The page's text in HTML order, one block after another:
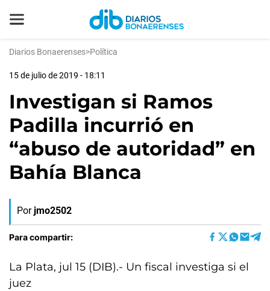
Diarios Bonaerenses>Política
15 de julio de 2019 - 18:11
Investigan si Ramos
Padilla incurrió en
“abuso de autoridad” en
Bahía Blanca
Por jmo2502
Para compartir:
La Plata, jul 15 (DIB).- Un fiscal investiga si el
juez